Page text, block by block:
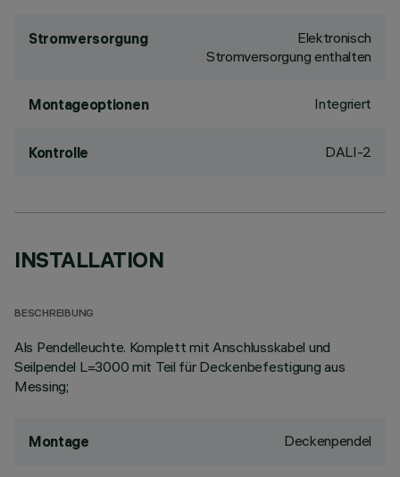
Stromversorgung
Elektronisch
Stromversorgung enthalten
Montageoptionen Integriert
Kontrolle DALI-2
INSTALLATION
BESCHREIBUNG
Als Pendelleuchte. Komplett mit Anschlusskabel und
Seilpendel L=3000 mit Teil für Deckenbefestigung aus
Messing;
Montage Deckenpendel